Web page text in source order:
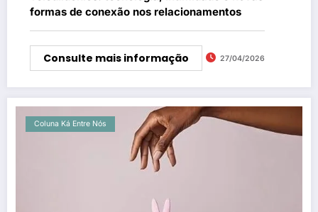
formas de conexão nos relacionamentos
Consulte mais informação 27/04/2026
Coluna Ká Entre Nós